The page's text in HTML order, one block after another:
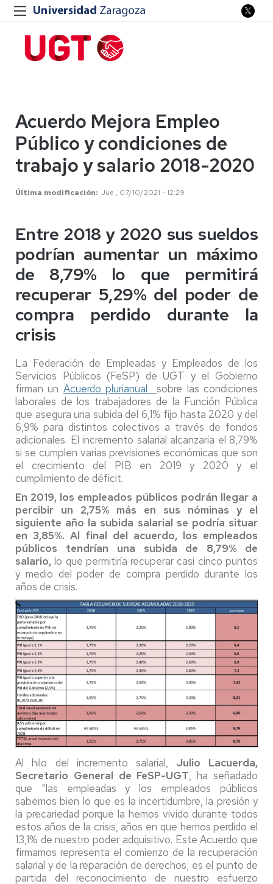
Acuerdo Mejora Empleo
Público y condiciones de
trabajo y salario 2018-2020
Última modificación Jue , 07/10/2021 - 12:29
Entre 2018 y 2020 sus sueldos
podrían aumentar un máximo
de 8,79% lo que permitirá
recuperar 5,29% del poder de
compra perdido durante la
crisis
La Federación de Empleadas y Empleados de los
Servicios Públicos (FeSP) de UGT y el Gobierno
firman un Acuerdo plurianual
sobre las condiciones
laborales de los trabajadores de la Función Pública
que asegura una subida del 6,1% fijo hasta 2020 y del
6,9% para distintos colectivos a través de fondos
adicionales. El incremento salarial alcanzaría el 8,79%
si se cumplen varias previsiones económicas que son
el crecimiento del PIB en 2019 y 2020 y el
cumplimiento de déficit.
En 2019, los empleados públicos podrán llegar a
percibir un 2,75% más en sus nóminas y el
siguiente año la subida salarial se podría situar
en 3,85%. Al final del acuerdo, los empleados
públicos tendrían una subida de 8,79% de
salario, lo que permitiría recuperar casi cinco puntos
y medio del poder de compra perdido durante los
años de crisis.
Al hilo del incremento salarial, Julio Lacuerda,
Secretario General de FeSP-UGT, ha señadado
que “las empleadas y los empleados públicos
sabemos bien lo que es la incertidumbre, la presión y
la precariedad porque la hemos vivido durante todos
estos años de la crisis, años en que hemos perdido el
13,1% de nuestro poder adquisitivo. Este Acuerdo que
firmamos representa el comienzo de la recuperación
salarial y de la reparación de derechos; es el punto de
partida del reconocimiento de nuestro esfuerzo